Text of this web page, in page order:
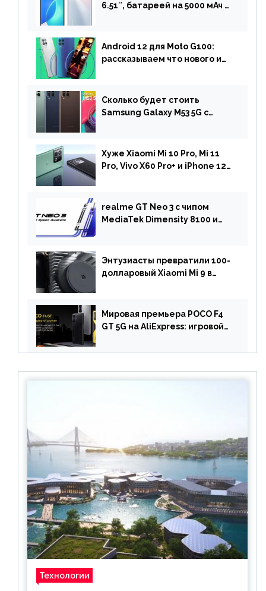
6.51″, батареей на 5000 мАч и
Android 12 для Moto G100:
рассказываем что нового и
Сколько будет стоить
Samsung Galaxy M53 5G с
Хуже Xiaomi Mi 10 Pro, Mi 11
Pro, Vivo X60 Pro+ и iPhone 12
OnePlus 10 Pro
realme GT Neo 3 с чипом
MediaTek Dimensity 8100 и
Энтузиасты превратили 100-
долларовый Xiaomi Mi 9 в
Мировая премьера POCO F4
GT 5G на AliExpress: игровой
Snapdragon 8 Gen 1 по
Технологии